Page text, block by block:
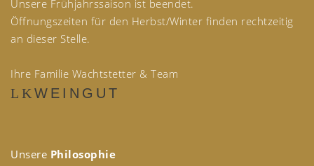
Unsere Frühjahrssaison ist beendet.
Öffnungszeiten für den Herbst/Winter finden rechtzeitig
an dieser Stelle.
Ihre Familie Wachtstetter & Team
WEINGUT
Unsere Philosophie